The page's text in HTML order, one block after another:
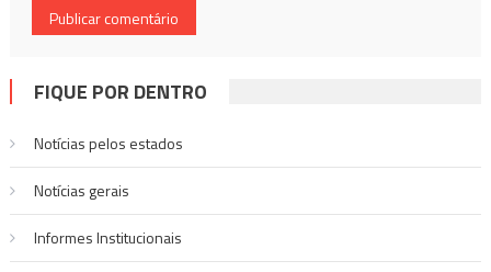
FIQUE POR DENTRO
Notícias pelos estados
Notí­cias gerais
Informes Institucionais